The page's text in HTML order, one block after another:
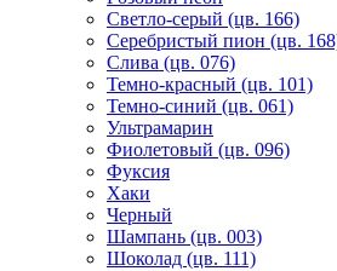
Светло-серый (цв. 166)
Серебристый пион (цв.
Слива (цв. 076)
Темно-красный (цв. 101)
Темно-синий (цв. 061)
Ультрамарин
Фиолетовый (цв. 096)
Фуксия
Хаки
Черный
Шампань (цв. 003)
Шоколад (цв. 111)